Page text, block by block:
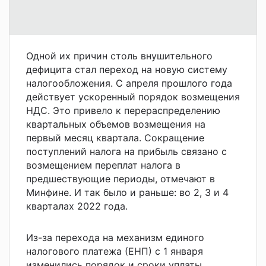
Одной их причин столь внушительного
дефицита стал переход на новую систему
налогообложения. С апреля прошлого года
действует ускоренный порядок возмещения
НДС. Это привело к перераспределению
квартальных объемов возмещения на
первый месяц квартала. Сокращение
поступлений налога на прибыль связано с
возмещением переплат налога в
предшествующие периоды, отмечают в
Минфине. И так было и раньше: во 2, 3 и 4
кварталах 2022 года.
Из-за перехода на механизм единого
налогового платежа (ЕНП) с 1 января